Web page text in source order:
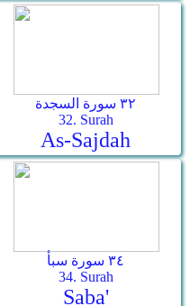
٣٢ سورة السجدة
32. Surah
As-­Sajdah
٣٤ سورة سبأ
34. Surah
Saba'